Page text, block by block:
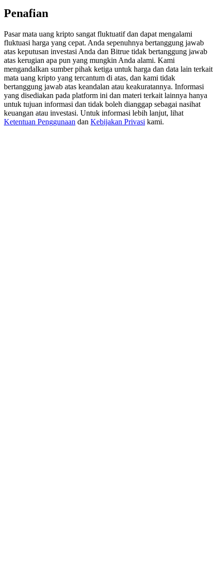
Precious Metals Trading Carnival
Trade Gold & Silver · 33,333 USDT Bonus
USDT New User Exclusive 10% APR
USDT Flexible Staking | Daily Rewards
Penafian
Pasar mata uang kripto sangat fluktuatif dan dapat mengalami
fluktuasi harga yang cepat. Anda sepenuhnya bertanggung jawab
atas keputusan investasi Anda dan Bitrue tidak bertanggung jawab
atas kerugian apa pun yang mungkin Anda alami. Kami
mengandalkan sumber pihak ketiga untuk harga dan data lain terkait
mata uang kripto yang tercantum di atas, dan kami tidak
bertanggung jawab atas keandalan atau keakuratannya. Informasi
yang disediakan pada platform ini dan materi terkait lainnya hanya
untuk tujuan informasi dan tidak boleh dianggap sebagai nasihat
keuangan atau investasi. Untuk informasi lebih lanjut, lihat
Ketentuan Penggunaan dan Kebijakan Privasi kami.